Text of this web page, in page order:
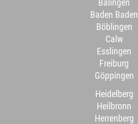
Balingen
Baden Baden
Böblingen
Calw
Esslingen
Freiburg
Göppingen
Heidelberg
Heilbronn
Herrenberg